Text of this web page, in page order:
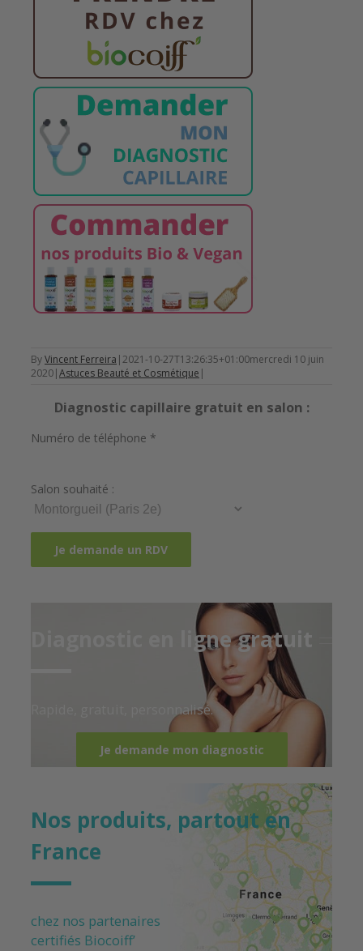
ByVincent Ferreira 2021-10-27T13:26:35+01:00mercredi 10 juin
2020 Astuces Beauté et Cosmétique
Diagnostic capillaire gratuit en salon :
Numéro de téléphone *
Salon souhaité :
Diagnostic en ligne gratuit
Rapide, gratuit, personnalisé.
Je demande mon diagnostic
Nos produits, partout en
France
chez nos partenaires
certifiés Biocoiff’